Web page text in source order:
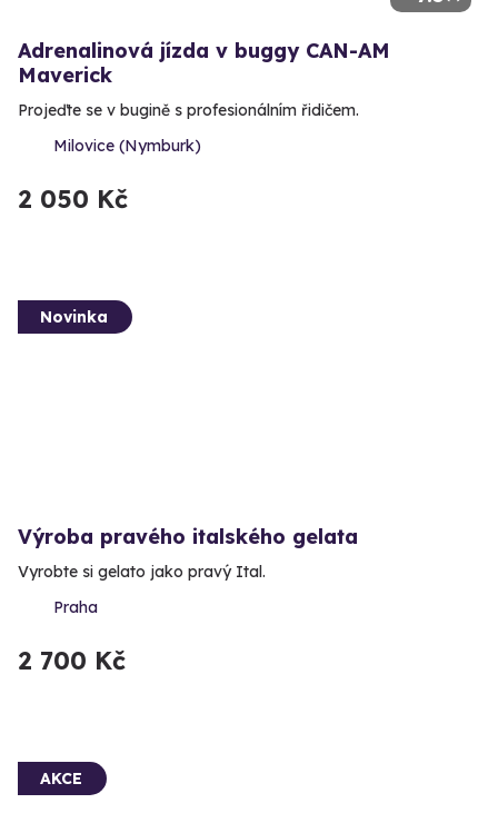
Adrenalinová jízda v buggy CAN-AM
Maverick
Projeďte se v bugině s profesionálním řidičem.
Milovice (Nymburk)
2 050 Kč
Novinka
Výroba pravého italského gelata
Vyrobte si gelato jako pravý Ital.
Praha
2 700 Kč
AKCE